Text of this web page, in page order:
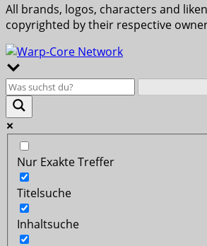
All brands, logos, characters and
copyrighted by their respective
Nur Exakte Treffer
Titelsuche
Inhaltsuche